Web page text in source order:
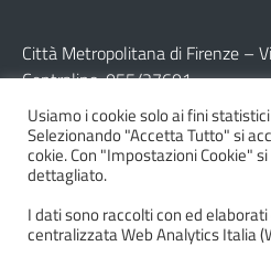
Città Metropolitana di Firenze –
Centralino: 055/27601
Partita IVA: 017 09 77 04 89
Codice Fiscale: 800 16 45 04 80
Usiamo i cookie solo ai fini
Selezionando "Accetta Tutto" si
cokie. Con "Impostazioni Cookie"
dettagliato.
I dati sono raccolti con ed
centralizzata Web Analytics Italia